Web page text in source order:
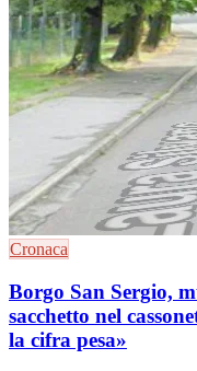
Cronaca
Borgo San Sergio,
sacchetto nel
la cifra pesa»